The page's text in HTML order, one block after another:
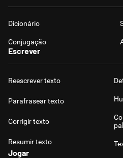
Dicionário
Conjugação
Escrever
Reescrever texto
Parafrasear texto
Corrigir texto
Resumir texto
Jogar